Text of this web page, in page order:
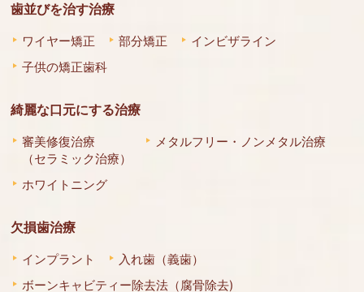
歯並びを治す治療
ワイヤー矯正 部分矯正
インビザライン
子供の矯正歯科
綺麗な口元にする治療
審美修復治療
（セラミック治療）
メタルフリー・ノンメタル治療
ホワイトニング
欠損歯治療
インプラント
入れ歯（義歯）
ボーンキャビティー除去法（腐骨除去)